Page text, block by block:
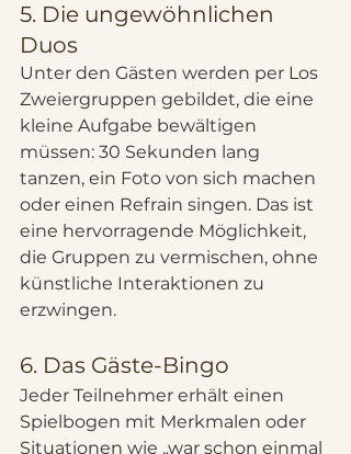
5. Die ungewöhnlichen
Duos
Unter den Gästen werden per Los
Zweiergruppen gebildet, die eine
kleine Aufgabe bewältigen
müssen: 30 Sekunden lang
tanzen, ein Foto von sich machen
oder einen Refrain singen. Das ist
eine hervorragende Möglichkeit,
die Gruppen zu vermischen, ohne
künstliche Interaktionen zu
erzwingen.
6. Das Gäste-Bingo
Jeder Teilnehmer erhält einen
Spielbogen mit Merkmalen oder
Situationen wie „war schon einmal